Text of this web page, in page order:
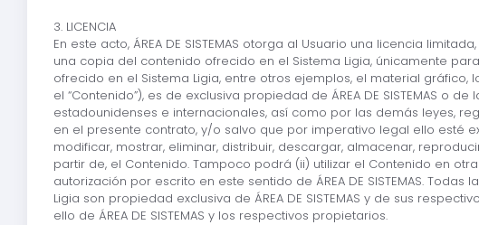
3. LICENCIA
En este acto, ÁREA DE SISTEMAS otorga al Usuario una licencia
una copia del contenido ofrecido en el Sistema Ligia, únicamente
ofrecido en el Sistema Ligia, entre otros ejemplos, el material gráfico,
el “Contenido”), es de exclusiva propiedad de ÁREA DE SISTEMAS
estadounidenses e internacionales, así como por las demás leyes,
en el presente contrato, y/o salvo que por imperativo legal ello esté
modificar, mostrar, eliminar, distribuir, descargar, almacenar,
partir de, el Contenido. Tampoco podrá (ii) utilizar el Contenido en
autorización por escrito en este sentido de ÁREA DE SISTEMAS.
Ligia son propiedad exclusiva de ÁREA DE SISTEMAS y de sus
ello de ÁREA DE SISTEMAS y los respectivos propietarios.